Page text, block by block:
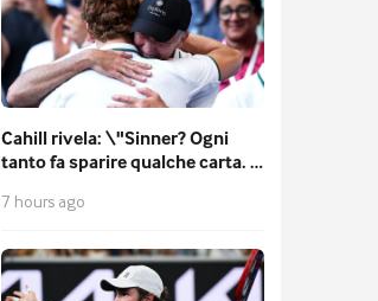
Cahill rivela: \"Sinner? Ogni
tanto fa sparire qualche carta. A
7 hours ago